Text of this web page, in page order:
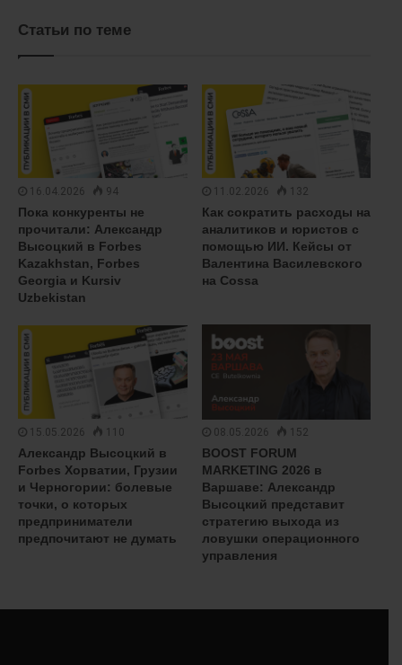
Статьи по теме
16.04.2026 94
Пока конкуренты не
прочитали: Александр
Высоцкий в Forbes
Kazakhstan, Forbes
Georgia и Kursiv
Uzbekistan
11.02.2026 132
Как сократить расходы на
аналитиков и юристов с
помощью ИИ. Кейсы от
Валентина Василевского
на Cossa
15.05.2026 110
Александр Высоцкий в
Forbes Хорватии, Грузии
и Черногории: болевые
точки, о которых
предприниматели
предпочитают не думать
08.05.2026 152
BOOST FORUM
MARKETING 2026 в
Варшаве: Александр
Высоцкий представит
стратегию выхода из
ловушки операционного
управления